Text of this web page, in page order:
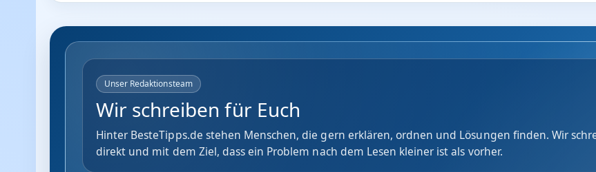
Unser Redaktionsteam
Wir schreiben für Euch
Hinter BesteTipps.de stehen Menschen, die gern erklären, ordnen und Lösungen finden. Wir
direkt und mit dem Ziel, dass ein Problem nach dem Lesen kleiner ist als vorher.